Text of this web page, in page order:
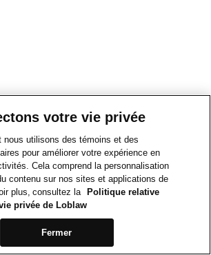
votre vie privée
nous utilisons des témoins et des
pour améliorer votre expérience en
Cela comprend la personnalisation
contenu sur nos sites et applications de
plus, consultez la
Politique relative
privée de Loblaw
Fermer